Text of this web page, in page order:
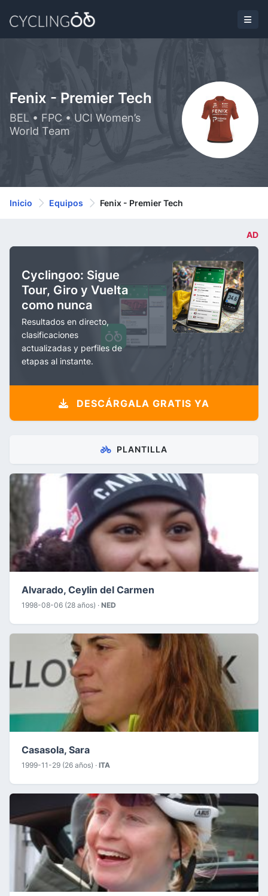
Fenix - Premier Tech
BEL • FPC • UCI Women’s
World Team
Inicio Equipos Fenix - Premier Tech
AD
Cyclingoo: Sigue
Tour, Giro y Vuelta
como nunca
Resultados en directo,
clasificaciones
actualizadas y perfiles de
etapas al instante.
DESCÁRGALA GRATIS YA
PLANTILLA
Alvarado, Ceylin del Carmen
1998-08-06 (28 años) · NED
Casasola, Sara
1999-11-29 (26 años) · ITA